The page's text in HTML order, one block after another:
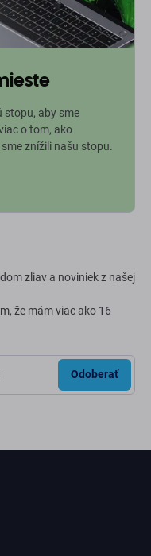
stopu, aby sme
o tom, ako
znížili našu stopu.
zliav a noviniek z našej
že mám viac ako 16
Odoberať